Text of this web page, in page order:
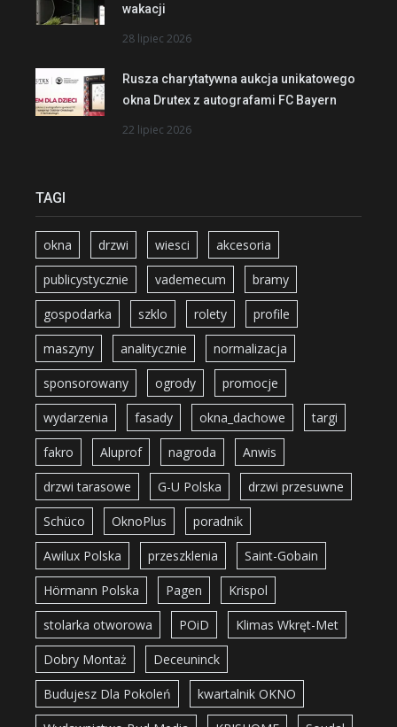
wakacji
28 lipiec 2026
Rusza charytatywna aukcja unikatowego
okna Drutex z autografami FC Bayern
22 lipiec 2026
TAGI
okna drzwi wiesci akcesoria
publicystycznie vademecum bramy
gospodarka szklo rolety profile
maszyny analitycznie normalizacja
sponsorowany ogrody promocje
wydarzenia fasady okna_dachowe targi
fakro Aluprof nagroda Anwis
drzwi tarasowe G-U Polska drzwi przesuwne
Schüco OknoPlus poradnik
Awilux Polska przeszklenia Saint-Gobain
Hörmann Polska Pagen Krispol
stolarka otworowa POiD Klimas Wkręt-Met
Dobry Montaż Deceuninck
Budujesz Dla Pokoleń kwartalnik OKNO